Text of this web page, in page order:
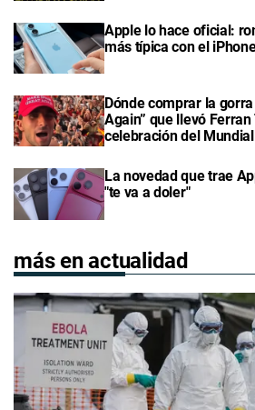
Apple lo hace oficial:
más típica con el
Dónde comprar la
Again” que llevó Ferran
celebración del Mundial
La novedad que trae
"te va a doler"
más en actualidad